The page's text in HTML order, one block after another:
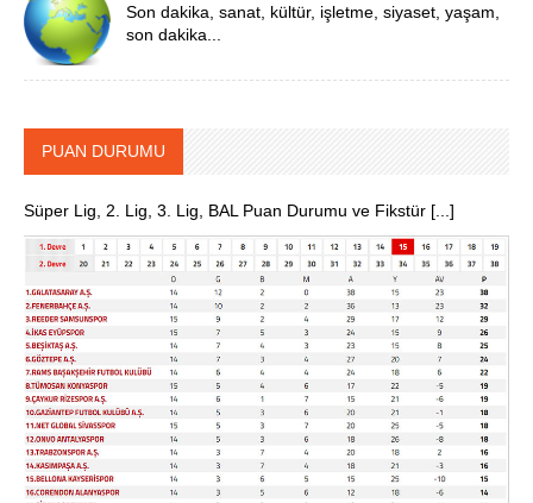
Son dakika, sanat, kültür, işletme, siyaset, yaşam,
son dakika...
PUAN DURUMU
Süper Lig, 2. Lig, 3. Lig, BAL Puan Durumu ve Fikstür [...]